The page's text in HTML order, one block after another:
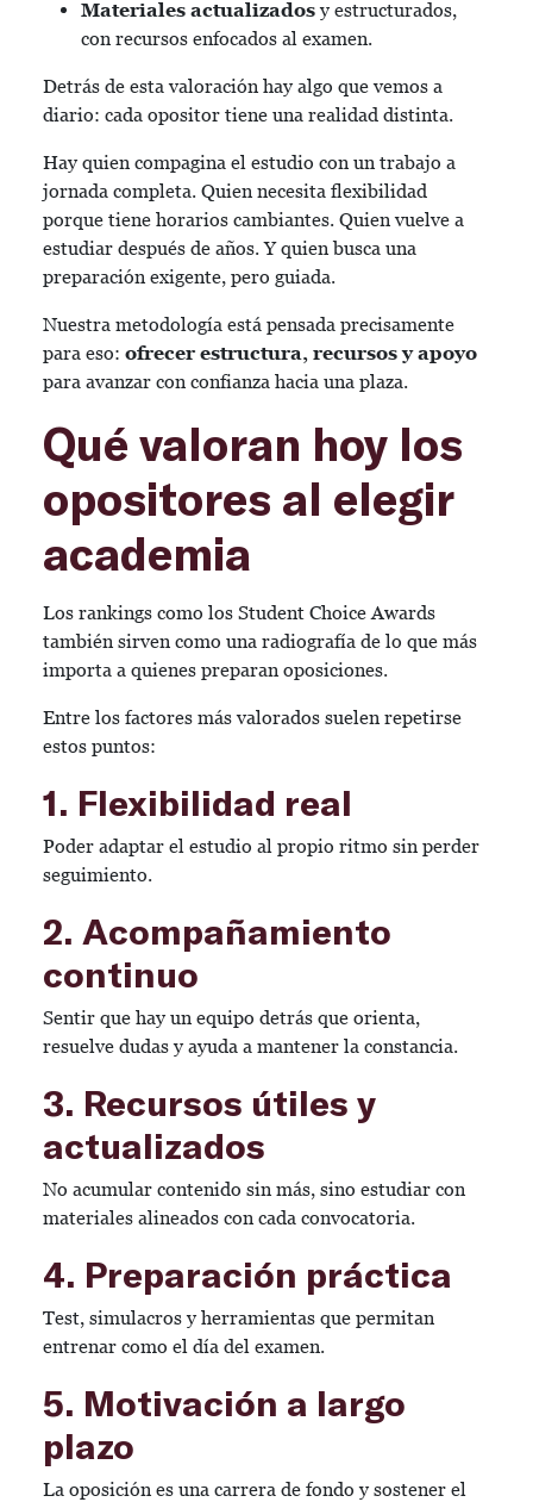
Materiales actualizadosy estructurados,
con recursos enfocados al examen.
Detrás de esta valoración hay algo que vemos a
diario: cada opositor tiene una realidad distinta.
Hay quien compagina el estudio con un trabajo a
jornada completa. Quien necesita flexibilidad
porque tiene horarios cambiantes. Quien vuelve a
estudiar después de años. Y quien busca una
preparación exigente, pero guiada.
Nuestra metodología está pensada precisamente
para eso: ofrecer estructura, recursos y apoyo
para avanzar con confianza hacia una plaza.
Qué valoran hoy los
opositores al elegir
academia
Los rankings como los Student Choice Awards
también sirven como una radiografía de lo que más
importa a quienes preparan oposiciones.
Entre los factores más valorados suelen repetirse
estos puntos:
1. Flexibilidad real
Poder adaptar el estudio al propio ritmo sin perder
seguimiento.
2. Acompañamiento
continuo
Sentir que hay un equipo detrás que orienta,
resuelve dudas y ayuda a mantener la constancia.
3. Recursos útiles y
actualizados
No acumular contenido sin más, sino estudiar con
materiales alineados con cada convocatoria.
4. Preparación práctica
Test, simulacros y herramientas que permitan
entrenar como el día del examen.
5. Motivación a largo
plazo
La oposición es una carrera de fondo y sostener el